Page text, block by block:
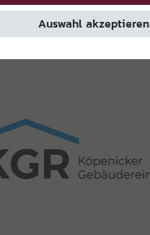
Auswahl akzeptieren